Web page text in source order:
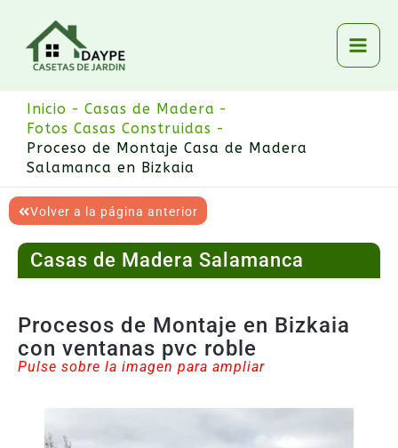
contenido
Inicio
Casas de Madera
Fotos Casas Construidas
Proceso de Montaje Casa de Madera
Salamanca en Bizkaia
Volver a la página anterior
Casas de Madera Salamanca
Procesos de Montaje en Bizkaia
con ventanas pvc roble
Pulse sobre la imagen para ampliar